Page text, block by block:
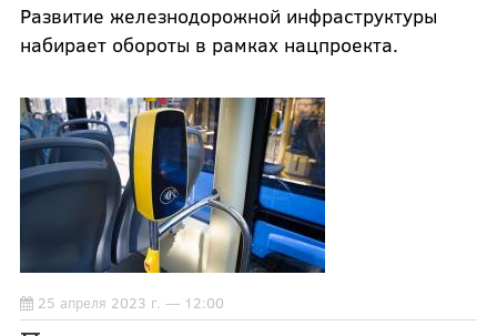
Развитие железнодорожной инфраструктуры
набирает обороты в рамках нацпроекта.
25 апреля 2023 г. — 12:00